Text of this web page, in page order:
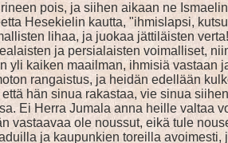
pois, ja siihen aikaan ne
Hesekielin kautta, "ihmislapsi,
lihaa, ja juokaa jättiläisten
ja persialaisten voimalliset,
yli kaiken maailman, ihmisiä vastaan
rangaistus, ja heidän edellään
hän sinua rakastaa, vie sinua
Ei Herra Jumala anna heille valtaa
vastaavaa ole noussut, eikä tule
ja kaupunkien toreilla avoimesti,